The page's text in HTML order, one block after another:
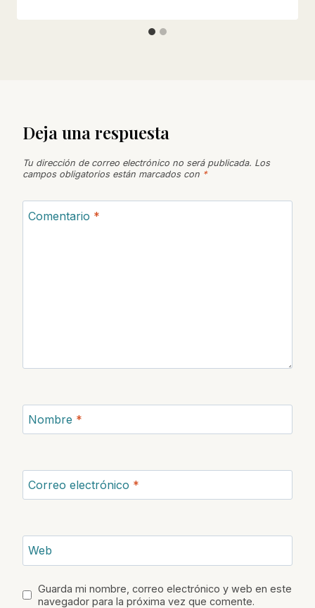
Deja una respuesta
Tu dirección de correo electrónico no será publicada. Los
campos obligatorios están marcados con *
Comentario *
Nombre *
Correo electrónico *
Web
Guarda mi nombre, correo electrónico y web en este
navegador para la próxima vez que comente.